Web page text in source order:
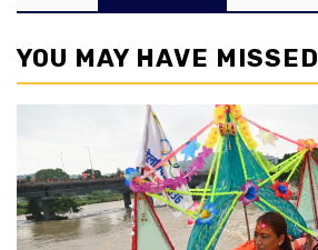
YOU MAY HAVE MISSED